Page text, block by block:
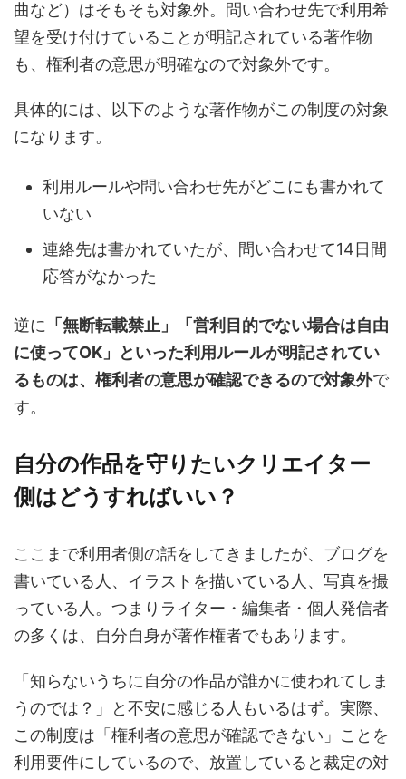
曲など）はそもそも対象外。問い合わせ先で利用希
望を受け付けていることが明記されている著作物
も、権利者の意思が明確なので対象外です。
具体的には、以下のような著作物がこの制度の対象
になります。
利用ルールや問い合わせ先がどこにも書かれて
いない
連絡先は書かれていたが、問い合わせて14日間
応答がなかった
逆に 「無断転載禁止」「営利目的でない場合は自由
に使ってOK」といった利用ルールが明記されてい
るものは、権利者の意思が確認できるので対象外で
す。
自分の作品を守りたいクリエイター
側はどうすればいい？
ここまで利用者側の話をしてきましたが、ブログを
書いている人、イラストを描いている人、写真を撮
っている人。つまりライター・編集者・個人発信者
の多くは、自分自身が著作権者でもあります。
「知らないうちに自分の作品が誰かに使われてしま
うのでは？」と不安に感じる人もいるはず。実際、
この制度は「権利者の意思が確認できない」ことを
利用要件にしているので、放置していると裁定の対